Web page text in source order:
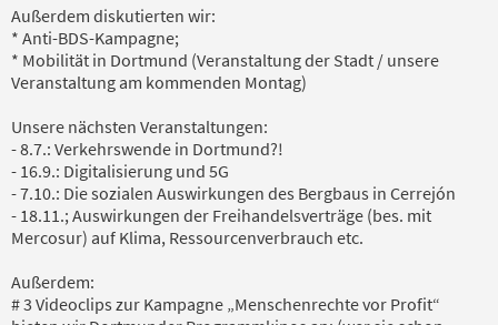
Außerdem diskutierten wir:
* Anti-BDS-Kampagne;
* Mobilität in Dortmund (Veranstaltung der Stadt / unsere
Veranstaltung am kommenden Montag)
Unsere nächsten Veranstaltungen:
- 8.7.: Verkehrswende in Dortmund?!
- 16.9.: Digitalisierung und 5G
- 7.10.: Die sozialen Auswirkungen des Bergbaus in Cerrejón
- 18.11.; Auswirkungen der Freihandelsverträge (bes. mit
Mercosur) auf Klima, Ressourcenverbrauch etc.
Außerdem:
# 3 Videoclips zur Kampagne „Menschenrechte vor Profit“